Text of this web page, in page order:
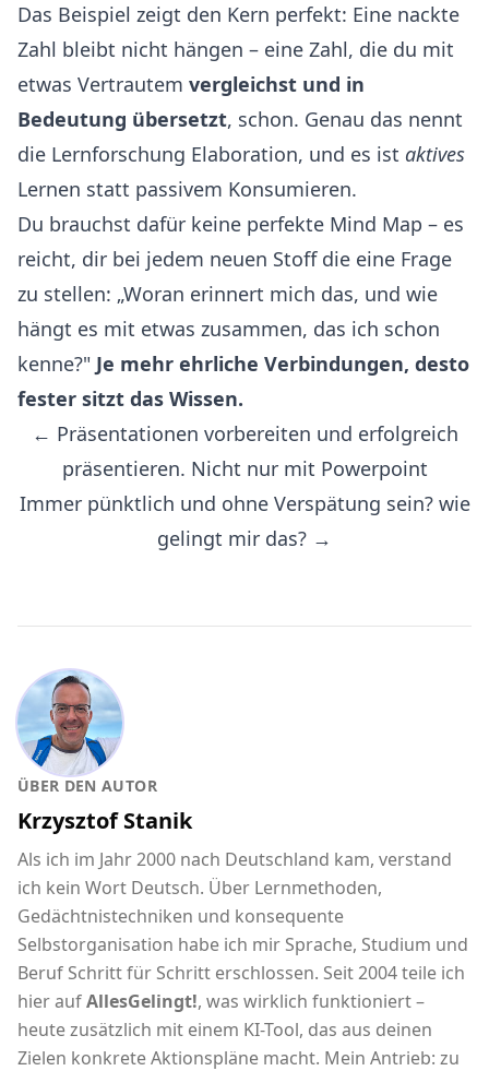
Das Beispiel zeigt den Kern perfekt: Eine nackte
Zahl bleibt nicht hängen – eine Zahl, die du mit
etwas Vertrautem vergleichst und in
Bedeutung übersetzt, schon. Genau das nennt
die Lernforschung Elaboration, und es ist aktives
Lernen statt passivem Konsumieren.
Du brauchst dafür keine perfekte Mind Map – es
reicht, dir bei jedem neuen Stoff die eine Frage
zu stellen: „Woran erinnert mich das, und wie
hängt es mit etwas zusammen, das ich schon
kenne?" Je mehr ehrliche Verbindungen, desto
fester sitzt das Wissen.
← Präsentationen vorbereiten und erfolgreich
präsentieren. Nicht nur mit Powerpoint
Immer pünktlich und ohne Verspätung sein? wie
gelingt mir das? →
ÜBER DEN AUTOR
Krzysztof Stanik
Als ich im Jahr 2000 nach Deutschland kam, verstand
ich kein Wort Deutsch. Über Lernmethoden,
Gedächtnistechniken und konsequente
Selbstorganisation habe ich mir Sprache, Studium und
Beruf Schritt für Schritt erschlossen. Seit 2004 teile ich
hier aufAllesGelingt!, was wirklich funktioniert –
heute zusätzlich mit einem KI-Tool, das aus deinen
Zielen konkrete Aktionspläne macht. Mein Antrieb: zu